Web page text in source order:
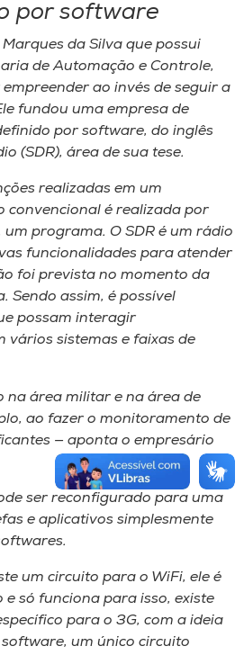
por software
da Silva que possui
de Automação e Controle,
ao invés de seguir a
fundou uma empresa de
por software, do inglês
(SDR), área de sua tese.
realizadas em um
convencional é realizada por
programa. O SDR é um rádio
funcionalidades para atender
foi prevista no momento da
Sendo assim, é possível
possam interagir
vários sistemas e faixas de
na área militar e na área de
ao fazer o monitoramento de
— aponta o empresário
ser reconfigurado para uma
e aplicativos simplesmente
um circuito para o WiFi, ele é
só funciona para isso, existe
para o 3G, com a ideia
um único circuito